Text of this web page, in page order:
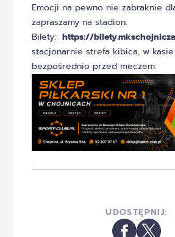
Emocji na pewno nie zabraknie
zapraszamy na stadion.
Bilety:https://
stacjonarnie strefa kibica, w
bezpośrednio przed meczem.
UDOSTĘPNIJ: